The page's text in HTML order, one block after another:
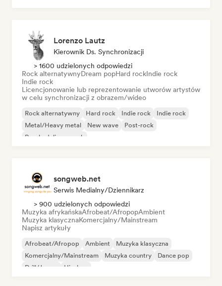
Lorenzo Lautz
Kierownik Ds. Synchronizacji
> 1600 udzielonych odpowiedzi
Rock alternatywnyDream popHard rockIndie rock
Indie rock
Licencjonowanie lub reprezentowanie utworów artystów
w celu synchronizacji z obrazem/wideo
Rock alternatywny Hard rock Indie rock
Indie rock
Metal/Heavy metal
New wave
Post-rock
Psychedeliczny rock
songweb.net
Serwis Medialny/Dziennikarz
> 900 udzielonych odpowiedzi
Muzyka afrykańskaAfrobeat/AfropopAmbient
Muzyka klasycznaKomercjalny/Mainstream
Napisz artykuły
Afrobeat/Afropop Ambient
Muzyka klasyczna
Komercjalny/Mainstream
Muzyka country
Dance pop
Drill/Jersey
Hip-hop